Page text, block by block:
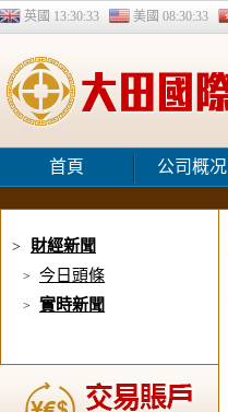
英國 13:30:34 美國 08:30:34
首頁 公司概况
> 財經新聞
> 今日頭條
> 實時新聞